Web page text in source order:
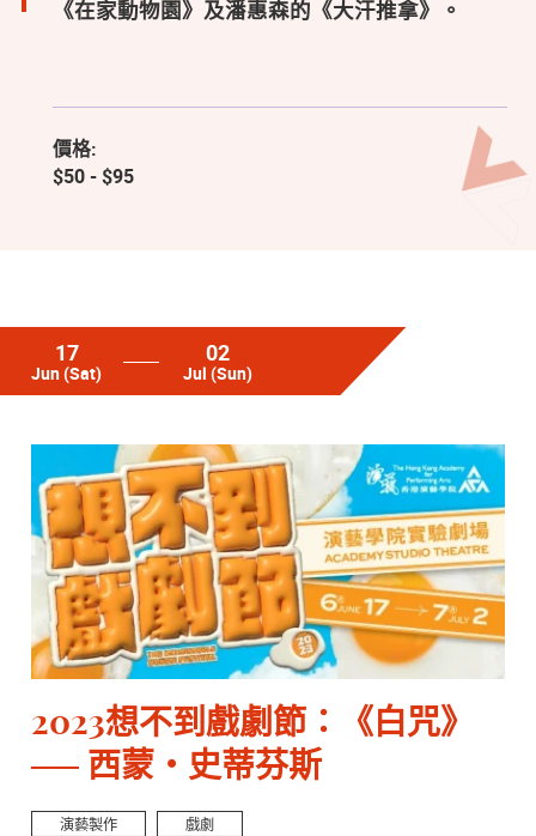
《在家動物園》及潘惠森的《大汗推拿》。
價格:
$50 - $95
17
Jun(Sat)
02
Jul (Sun)
2023想不到戲劇節：《白咒》
── 西蒙・史蒂芬斯
演藝製作 戲劇